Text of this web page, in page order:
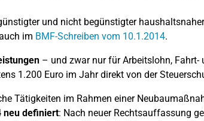
und nicht begünstigter
im BMF-Schreiben vom 10.1.2014.
– und zwar nur für Arbeitslohn,
1.200 Euro im Jahr direkt von der
Tätigkeiten im Rahmen einer
neu definiert: Nach neuer Rechtsauffassung